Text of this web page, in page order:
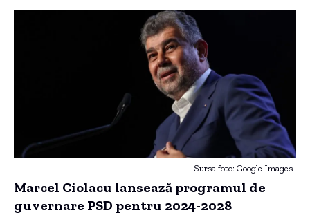
Sursa foto: Google Images
Marcel Ciolacu lansează programul de
guvernare PSD pentru 2024-2028